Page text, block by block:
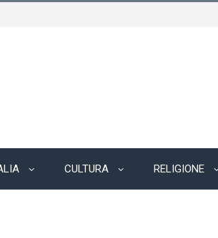
CULTURA RELIGIONE